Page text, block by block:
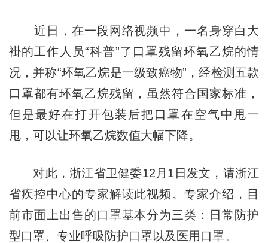
近日，在一段网络视频中，一名身穿白大
褂的工作人员“科普”了口罩残留环氧乙烷的情
况，并称“环氧乙烷是一级致癌物”，经检测五款
口罩都有环氧乙烷残留，虽然符合国家标准，
但是最好在打开包装后把口罩在空气中甩一
甩，可以让环氧乙烷数值大幅下降。
对此，浙江省卫健委12月1日发文，请浙江
省疾控中心的专家解读此视频。专家介绍，目
前市面上出售的口罩基本分为三类：日常防护
型口罩、专业呼吸防护口罩以及医用口罩。